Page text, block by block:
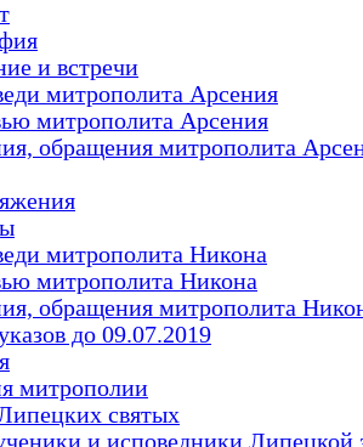
и встречи
митрополита Арсения
митрополита Арсения
обращения митрополита
митрополита Никона
митрополита Никона
обращения митрополита
до 09.07.2019
митрополии
святых
и исповедники Липецкой